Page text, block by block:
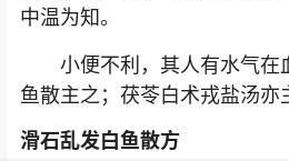
中温为知。
小便不利，其人有水气在
鱼散主之；茯苓白术戎盐汤亦
滑石乱发白鱼散方